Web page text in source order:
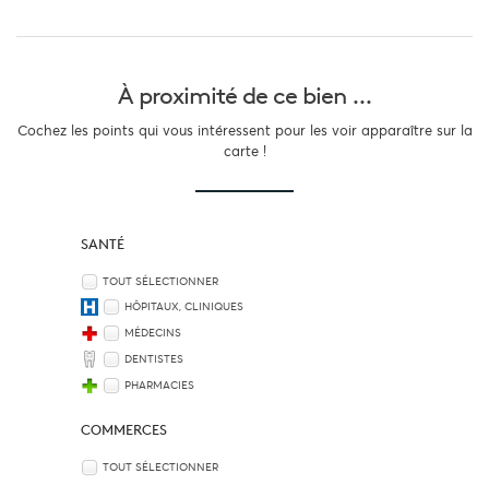
À proximité de ce bien ...
Cochez les points qui vous intéressent pour les voir apparaître sur la
carte !
SANTÉ
TOUT SÉLECTIONNER
HÔPITAUX, CLINIQUES
MÉDECINS
DENTISTES
PHARMACIES
COMMERCES
TOUT SÉLECTIONNER